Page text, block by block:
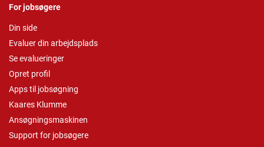
For jobsøgere
Din side
Evaluer din arbejdsplads
Se evalueringer
Opret profil
Apps til jobsøgning
Kaares Klumme
Ansøgningsmaskinen
Support for jobsøgere